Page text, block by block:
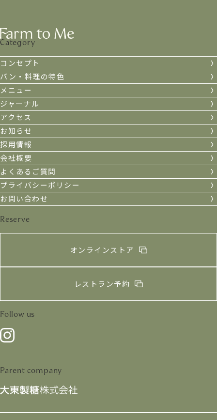
Category
コンセプト
パン・料理の特色
メニュー
ジャーナル
アクセス
お知らせ
採用情報
会社概要
よくあるご質問
プライバシーポリシー
お問い合わせ
Reserve
オンラインストア
レストラン予約
Follow us
Parent company